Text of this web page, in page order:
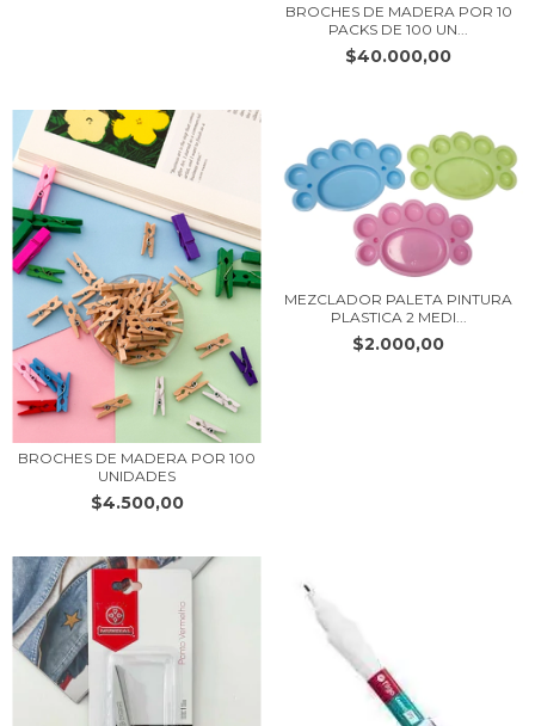
BROCHES DE MADERA POR 10
PACKS DE 100 UN...
$40.000,00
BROCHES DE MADERA POR 100
UNIDADES
$4.500,00
MEZCLADOR PALETA PINTURA
PLASTICA 2 MEDI...
$2.000,00